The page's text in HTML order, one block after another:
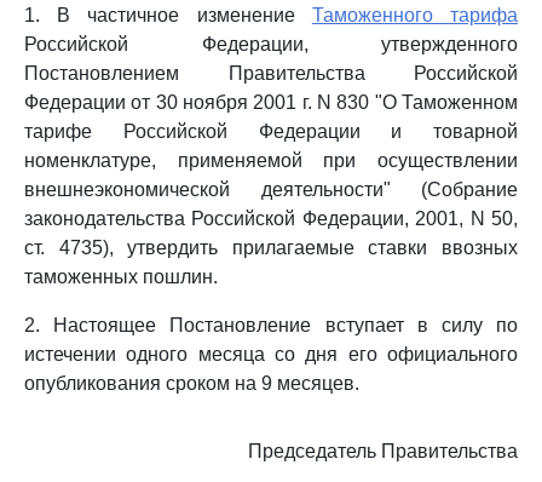
1. В частичное изменение Таможенного тарифа
Российской Федерации, утвержденного
Постановлением Правительства Российской
Федерации от 30 ноября 2001 г. N 830 "О Таможенном
тарифе Российской Федерации и товарной
номенклатуре, применяемой при осуществлении
внешнеэкономической деятельности" (Собрание
законодательства Российской Федерации, 2001, N 50,
ст. 4735), утвердить прилагаемые ставки ввозных
таможенных пошлин.
2. Настоящее Постановление вступает в силу по
истечении одного месяца со дня его официального
опубликования сроком на 9 месяцев.
Председатель Правительства